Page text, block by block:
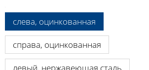
слева, оцинкованная
справа, оцинкованная